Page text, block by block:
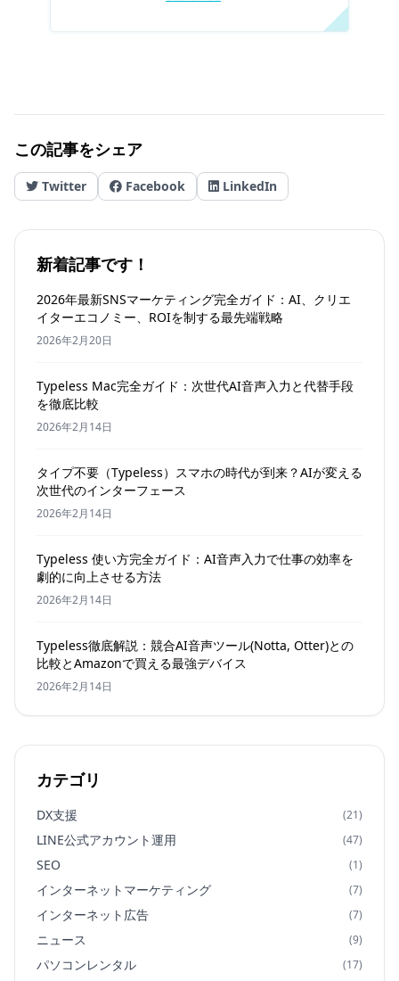
この記事をシェア
Twitter Facebook LinkedIn
新着記事です！
2026年最新SNSマーケティング完全ガイド：AI、クリエ
イターエコノミー、ROIを制する最先端戦略
2026年2月20日
Typeless Mac完全ガイド：次世代AI音声入力と代替手段
を徹底比較
2026年2月14日
タイプ不要（Typeless）スマホの時代が到来？AIが変える
次世代のインターフェース
2026年2月14日
Typeless 使い方完全ガイド：AI音声入力で仕事の効率を
劇的に向上させる方法
2026年2月14日
Typeless徹底解説：競合AI音声ツール(Notta, Otter)との
比較とAmazonで買える最強デバイス
2026年2月14日
カテゴリ
DX支援 (21)
LINE公式アカウント運用 (47)
SEO (1)
インターネットマーケティング (7)
インターネット広告 (7)
ニュース (9)
パソコンレンタル (17)